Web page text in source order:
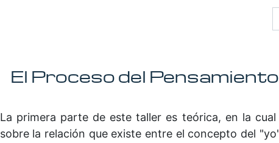
El Proceso del Pensamiento
La primera parte de este taller es teórica, en la
sobre la relación que existe entre el concepto del